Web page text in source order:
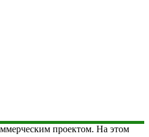
проектом. На этом